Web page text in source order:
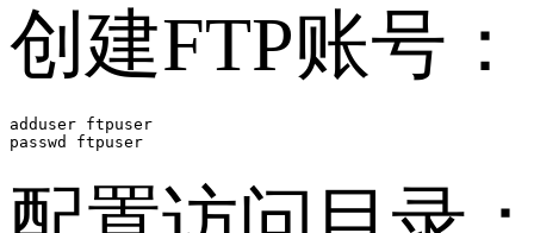
创建FTP账号：
adduser ftpuser
passwd ftpuser